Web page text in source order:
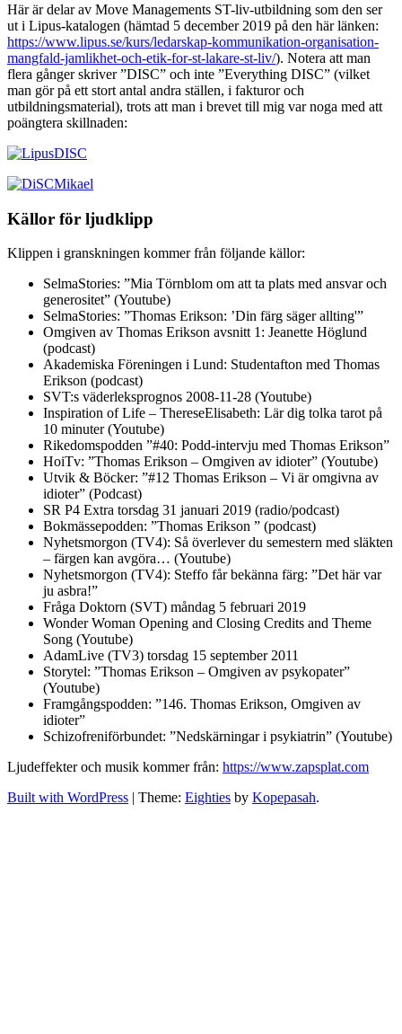
Här är delar av Move Managements ST-liv-utbildning som den ser
ut i Lipus-katalogen (hämtad 5 december 2019 på den här länken:
https://www.lipus.se/kurs/ledarskap-kommunikation-organisation-
mangfald-jamlikhet-och-etik-for-st-lakare-st-liv/). Notera att man
flera gånger skriver ”DISC” och inte ”Everything DISC” (vilket
man gör på ett stort antal andra ställen, i fakturor och
utbildningsmaterial), trots att man i brevet till mig var noga med att
poängtera skillnaden:
Källor för ljudklipp
Klippen i granskningen kommer från följande källor:
SelmaStories: ”Mia Törnblom om att ta plats med ansvar och
generositet” (Youtube)
SelmaStories: ”Thomas Erikson: ’Din färg säger allting'”
Omgiven av Thomas Erikson avsnitt 1: Jeanette Höglund
(podcast)
Akademiska Föreningen i Lund: Studentafton med Thomas
Erikson (podcast)
SVT:s väderleksprognos 2008-11-28 (Youtube)
Inspiration of Life – ThereseElisabeth: Lär dig tolka tarot på
10 minuter (Youtube)
Rikedomspodden ”#40: Podd-intervju med Thomas Erikson”
HoiTv: ”Thomas Erikson – Omgiven av idioter” (Youtube)
Utvik & Böcker: ”#12 Thomas Erikson – Vi är omgivna av
idioter” (Podcast)
SR P4 Extra torsdag 31 januari 2019 (radio/podcast)
Bokmässepodden: ”Thomas Erikson ” (podcast)
Nyhetsmorgon (TV4): Så överlever du semestern med släkten
– färgen kan avgöra… (Youtube)
Nyhetsmorgon (TV4): Steffo får bekänna färg: ”Det här var
ju asbra!”
Fråga Doktorn (SVT) måndag 5 februari 2019
Wonder Woman Opening and Closing Credits and Theme
Song (Youtube)
AdamLive (TV3) torsdag 15 september 2011
Storytel: ”Thomas Erikson – Omgiven av psykopater”
(Youtube)
Framgångspodden: ”146. Thomas Erikson, Omgiven av
idioter”
Schizofreniförbundet: ”Nedskärningar i psykiatrin” (Youtube)
Ljudeffekter och musik kommer från: https://www.zapsplat.com
Built with WordPress | Theme: Eighties by Kopepasah.